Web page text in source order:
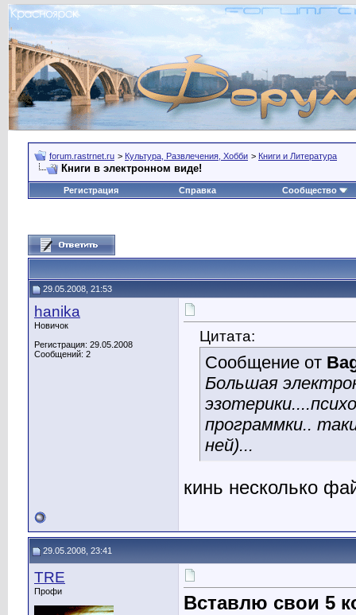
forum.rastrnet.ru > Культура, Развлечения, Хобби > Книги и Литература
Книги в электронном виде!
Регистрация Справка Сообщество
29.05.2008, 21:53
hanika
Новичок
Регистрация: 29.05.2008
Сообщений: 2
Цитата:
Сообщение от
Большая
программки..
ней)...
кинь несколько
29.05.2008, 23:41
TRE
Профи
Вставлю свои 5